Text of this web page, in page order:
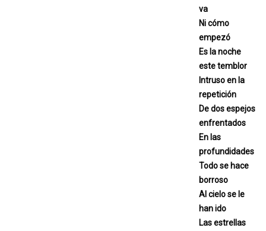
va
Ni cómo
empezó
Es la noche
este temblor
Intruso en la
repetición
De dos espejos
enfrentados
En las
profundidades
Todo se hace
borroso
Al cielo se le
han ido
Las estrellas